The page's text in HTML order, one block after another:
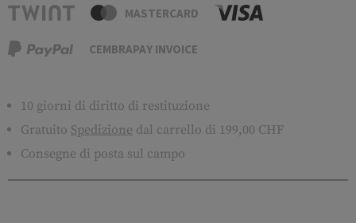
MASTERCARD
CEMBRAPAY INVOICE
10 giorni di diritto di restituzione
Gratuito Spedizione dal carrello di 199,00 CHF
Consegne di posta sul campo